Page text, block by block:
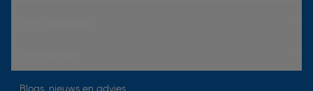
Blogs, nieuws en advies